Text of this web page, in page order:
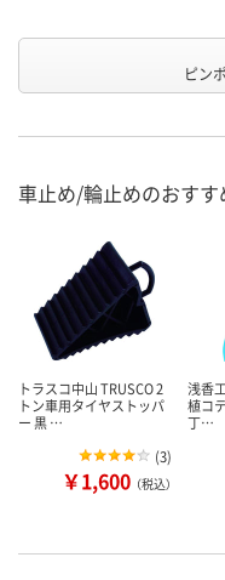
ピン
車止め/輪止めのおすす
トラスコ中山 TRUSCO 2
トン車用タイヤストッパ
ー 黒 …
(3)
￥1,600 （税込）
浅香
植コ
丁…